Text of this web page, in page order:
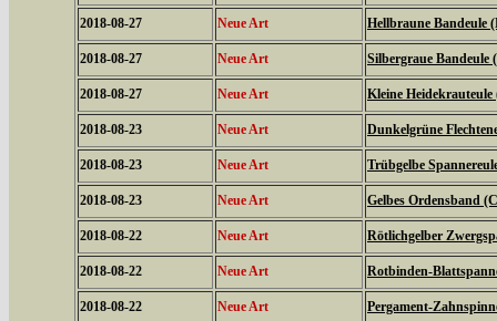
2018-08-27 Neue Art Hellbraune Bandeule
2018-08-27 Neue Art Silbergraue Bandeule
2018-08-27 Neue Art Kleine
2018-08-23 Neue Art Dunkelgrüne
2018-08-23 Neue Art Trübgelbe
2018-08-23 Neue Art Gelbes Ordensband
2018-08-22 Neue Art Rötlichgelber
2018-08-22 Neue Art Rotbinden-
2018-08-22 Neue Art Pergament-